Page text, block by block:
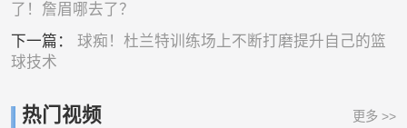
了！詹眉哪去了？
下一篇： 球痴！杜兰特训练场上不断打磨提升自己的篮
球技术
热门视频 更多 >>